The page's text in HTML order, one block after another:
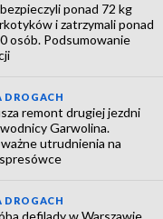
ponad 72 kg
i zatrzymali ponad
osób. Podsumowanie
DROGACH
remont drugiej jezdni
Garwolina.
utrudnienia na
DROGACH
defilady w Warszawie.